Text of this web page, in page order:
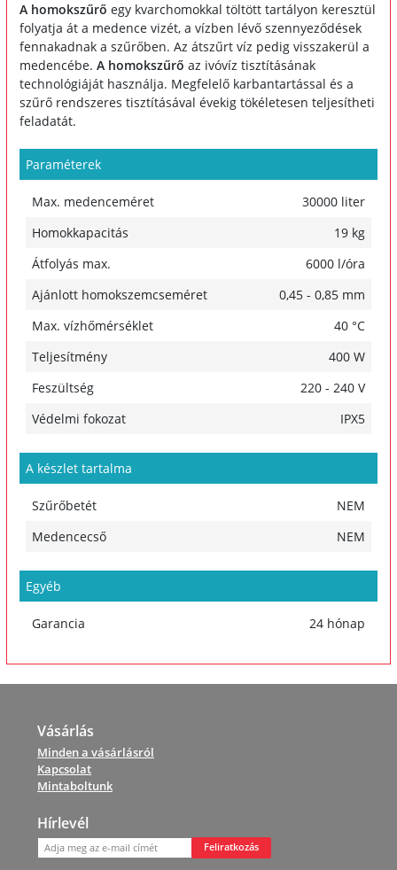
A homokszűrő egy kvarchomokkal töltött tartályon keresztül
folyatja át a medence vizét, a vízben lévő szennyeződések
fennakadnak a szűrőben. Az átszűrt víz pedig visszakerül a
medencébe. A homokszűrő az ivóvíz tisztításának
technológiáját használja. Megfelelő karbantartással és a
szűrő rendszeres tisztításával évekig tökéletesen teljesítheti
feladatát.
Paraméterek
Max. medenceméret
30000 liter
Homokkapacitás
19 kg
Átfolyás max.
6000 l/óra
Ajánlott homokszemcseméret
0,45 - 0,85 mm
Max. vízhőmérséklet
40 °C
Teljesítmény
400 W
Feszültség
220 - 240 V
Védelmi fokozat
IPX5
A készlet tartalma
Szűrőbetét
NEM
Medencecső
NEM
Egyéb
Garancia 24 hónap
Vásárlás
Minden a vásárlásról
Kapcsolat
Mintaboltunk
Hírlevél
Feliratkozás